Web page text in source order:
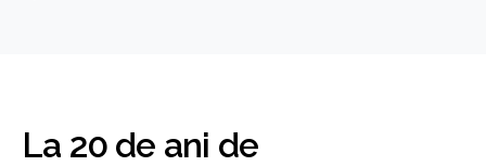
La 20 de ani de